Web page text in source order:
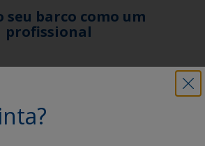
seu barco como um
profissional